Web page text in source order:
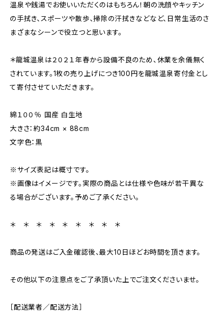
温泉や銭湯でお使いいただくのはもちろん！朝の洗顔やキッチン
の手拭き、スポーツや散歩、掃除の汗拭きなどなど、日常生活のさ
まざまなシーンで役立つと思います。
＊龍城温泉は２０２１年春から設備不良のため、休業を余儀無く
されています。1枚の売り上げにつき100円を龍城温泉寄付金とし
て寄付させていただきます。
綿１００％ 国産 白生地
大きさ：約34cm × 88cm
文字色：黒
※サイズ表記は概寸です。
※画像はイメージです。実際の商品とは仕様や色味が若干異な
る場合がございます。予めご了承ください。
＊ ＊ ＊ ＊ ＊ ＊ ＊ ＊ ＊
商品の発送はご入金確認後、最大10日ほどお時間を頂きます。
その他以下の注意点をご了承頂いた上でご注文くださいませ。
［配送業者／配送方法］